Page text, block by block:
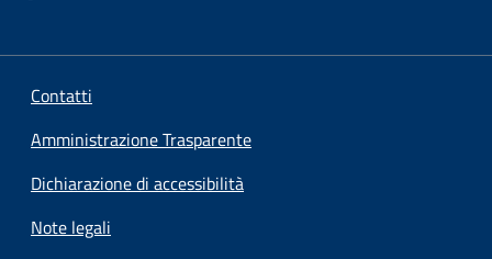
Contatti
Amministrazione Trasparente
Dichiarazione di accessibilità
Note legali